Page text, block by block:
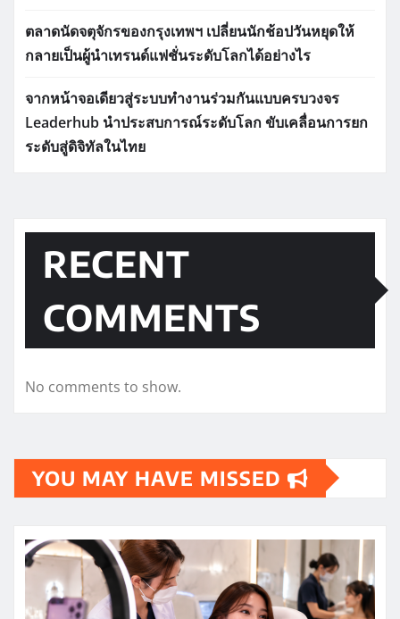
ตลาดนัดจตุจักรของกรุงเทพฯ เปลี่ยนนักช้อปวันหยุดให้
กลายเป็นผู้นำเทรนด์แฟชั่นระดับโลกได้อย่างไร
จากหน้าจอเดียวสู่ระบบทำงานร่วมกันแบบครบวงจร
Leaderhub นำประสบการณ์ระดับโลก ขับเคลื่อนการยก
ระดับสู่ดิจิทัลในไทย
RECENT
COMMENTS
No comments to show.
YOU MAY HAVE MISSED